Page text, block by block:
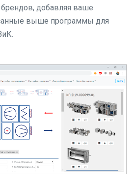
добавляя ваше
выше программы для